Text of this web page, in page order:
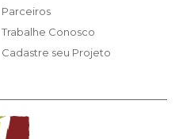
Parceiros
Trabalhe Conosco
Cadastre seu Projeto